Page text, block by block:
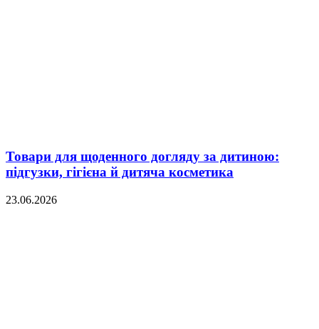
Товари для щоденного догляду за дитиною:
підгузки, гігієна й дитяча косметика
23.06.2026